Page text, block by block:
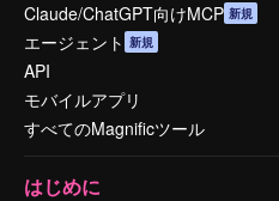
Claude/ChatGPT向けMCP 新規
エージェント 新規
API
モバイルアプリ
すべてのMagnificツール
はじめに